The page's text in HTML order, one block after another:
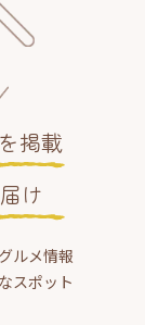
掲載
け
ルメ情報
スポット